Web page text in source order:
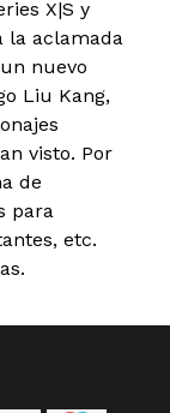
X|S y
la aclamada
nuevo
Liu Kang,
visto. Por
de
para
etc.